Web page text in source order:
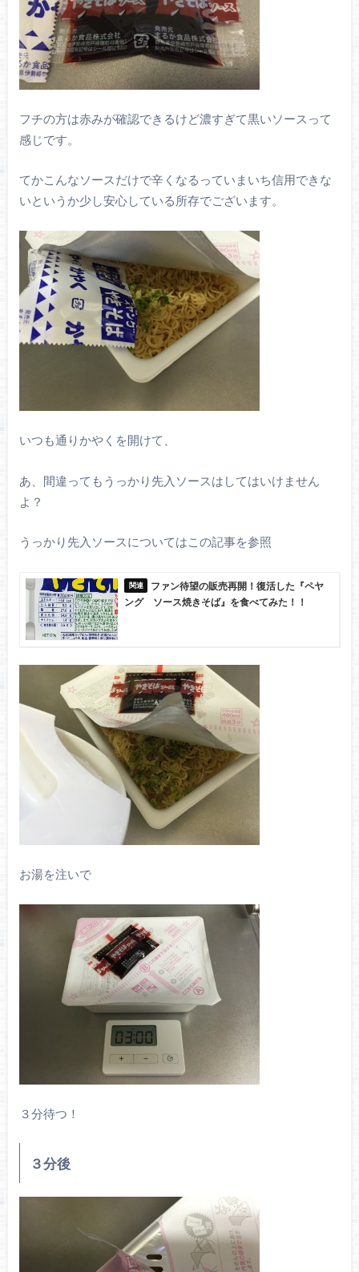
フチの方は赤みが確認できるけど濃すぎて黒いソースって
感じです。
てかこんなソースだけで辛くなるっていまいち信用できな
いというか少し安心している所存でございます。
いつも通りかやくを開けて、
あ、間違ってもうっかり先入ソースはしてはいけません
よ？
うっかり先入ソースについてはこの記事を参照
ファン待望の販売再開！復活した『ペヤ
ング ソース焼きそば』を食べてみた！！
お湯を注いで
３分待つ！
３分後